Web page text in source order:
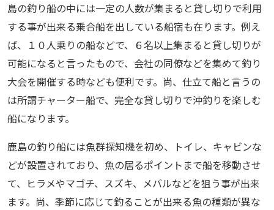
島の釣り船の中には一定の人数が集まると貸し切りで利用
する事が出来る乗合船を出している船宿も在ります。例え
ば、１０人乗りの船などで、６名以上集まると貸し切りが
可能になると言ったもので、会社の同僚などを集めて釣り
大会を開催する時なども便利です。尚、仕立て船と言うの
は所謂チャーター船で、完全な貸し切りで沖釣りを楽しむ
船になります。
鹿島の釣り船には魚群探知機を初め、トイレ、キャビンな
どが設置されており、魚の居るポイントまで船を移動させ
て、ヒラメやマゴチ、スズキ、メバルなどを狙う事が出来
ます。尚、季節に応じて釣ることが出来る魚の種類が異な